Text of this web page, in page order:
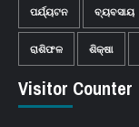
ପର୍ଯ୍ୟଟନ ବ୍ୟବସାୟ
ରାଶିଫଳ ଶିକ୍ଷା
Visitor Counter